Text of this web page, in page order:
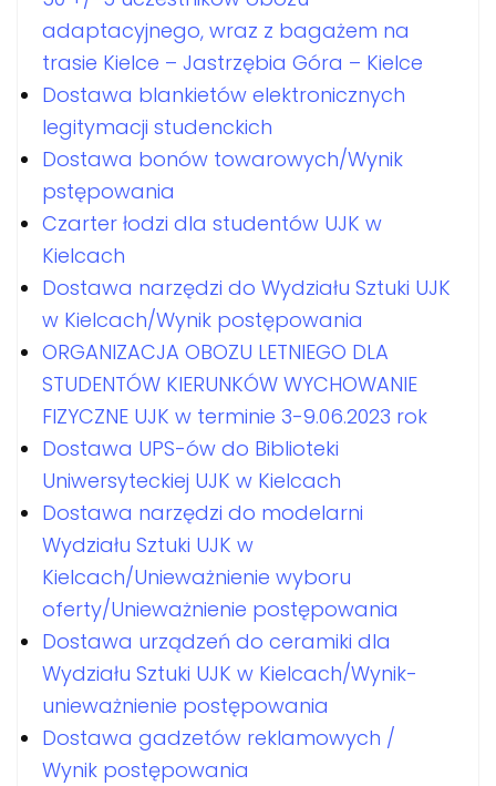
adaptacyjnego, wraz z bagażem na
trasie Kielce – Jastrzębia Góra – Kielce
Dostawa blankietów elektronicznych
legitymacji studenckich
Dostawa bonów towarowych/Wynik
pstępowania
Czarter łodzi dla studentów UJK w
Kielcach
Dostawa narzędzi do Wydziału Sztuki UJK
w Kielcach/Wynik postępowania
ORGANIZACJA OBOZU LETNIEGO DLA
STUDENTÓW KIERUNKÓW WYCHOWANIE
FIZYCZNE UJK w terminie 3-9.06.2023 rok
Dostawa UPS-ów do Biblioteki
Uniwersyteckiej UJK w Kielcach
Dostawa narzędzi do modelarni
Wydziału Sztuki UJK w
Kielcach/Unieważnienie wyboru
oferty/Unieważnienie postępowania
Dostawa urządzeń do ceramiki dla
Wydziału Sztuki UJK w Kielcach/Wynik-
unieważnienie postępowania
Dostawa gadzetów reklamowych /
Wynik postępowania